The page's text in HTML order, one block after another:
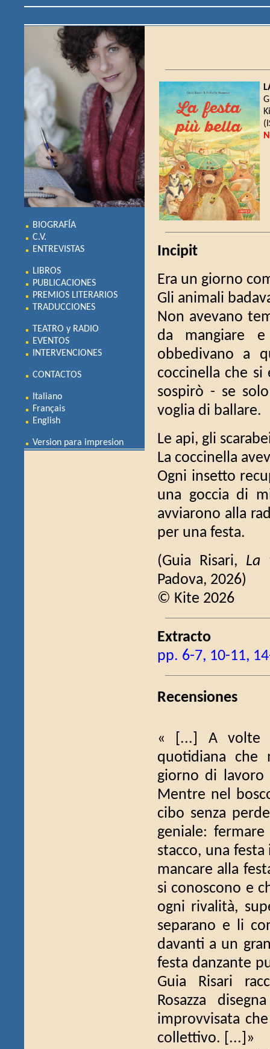
BIOGRAFÍA
C.V.
ENTREVISTAS
LIBROS
PUBLICACIONES
PREMIOS LITERARIOS
TRADUCCIONES
TEATRO y RADIO
EVENTOS
INTERVENCIONES
CONTACTOS
Italiano
Français
English
Version para impresion
Incipit
Era un giorno
Gli animali
Non avevano
da mangiare
obbedivano a
coccinella che si
sospirò - se
voglia di ballare.
Le api, gli
La coccinella
Ogni insetto
una goccia di
avviarono alla
per una festa.
(Guia Risari, La
Padova, 2026)
© Kite 2026
Extracto
pp. 6-7, 10-11,
Recensiones
« [...] A volte
quotidiana che
giorno di lavoro
Mentre nel
cibo senza
geniale:
stacco, una
mancare alla
si conoscono e
ogni rivalità,
separano e li
davanti a un
festa danzante
Guia Risari
Rosazza
improvvisata
collettivo. [...]»